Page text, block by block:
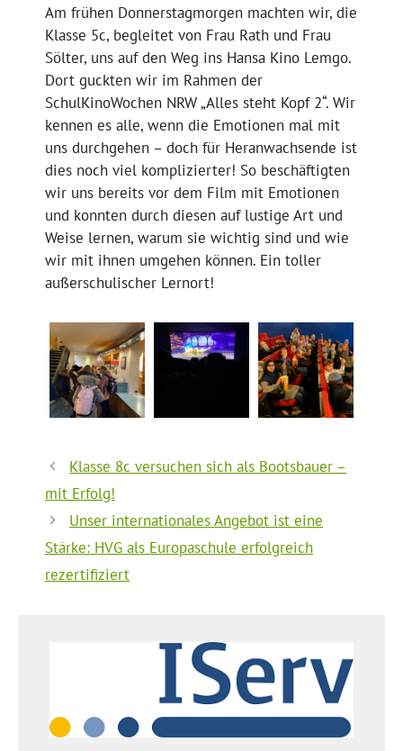
Am frühen Donnerstagmorgen machten wir, die
Klasse 5c, begleitet von Frau Rath und Frau
Sölter, uns auf den Weg ins Hansa Kino Lemgo.
Dort guckten wir im Rahmen der
SchulKinoWochen NRW „Alles steht Kopf 2“. Wir
kennen es alle, wenn die Emotionen mal mit
uns durchgehen – doch für Heranwachsende ist
dies noch viel komplizierter! So beschäftigten
wir uns bereits vor dem Film mit Emotionen
und konnten durch diesen auf lustige Art und
Weise lernen, warum sie wichtig sind und wie
wir mit ihnen umgehen können. Ein toller
außerschulischer Lernort!
Klasse 8c versuchen sich als Bootsbauer –
mit Erfolg!
Unser internationales Angebot ist eine
Stärke: HVG als Europaschule erfolgreich
rezertifiziert